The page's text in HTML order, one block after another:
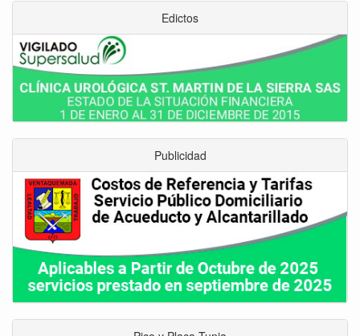
Edictos
Publicidad